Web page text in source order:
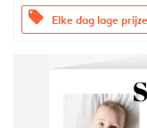
offers Elke dag lage